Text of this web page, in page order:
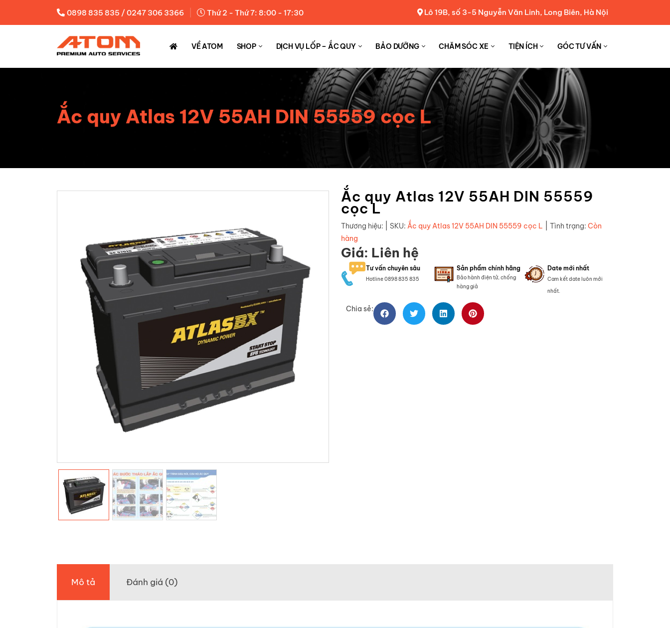
0898 835 835 / 0247 306 3366 Thứ 2 - Thứ 7: 8:00 - 17:30 Lô 19B, số 3-5 Nguyễn Văn Linh, Long Biên, Hà Nội
VỀ ATOM SHOP DỊCH VỤ LỐP – ẮC QUY BẢO DƯỠNG CHĂM SÓC XE TIỆN ÍCH GÓC TƯ VẤN
Ắc quy Atlas 12V 55AH DIN 55559 cọc L
Ắc quy Atlas 12V 55AH DIN 55559
cọc L
Thương hiệu: SKU: Ắc quy Atlas 12V 55AH DIN 55559 cọc L Tình trạng: Còn
hàng
Giá: Liên hệ
Tư vấn chuyên sâu
Hotline 0898 835 835
Sản phẩm chính hãng
Bảo hành điện tử, chống
hàng giả
Date mới nhất
Cam kết date luôn mới
nhất.
Chia sẻ:
Mô tả Đánh giá (0)